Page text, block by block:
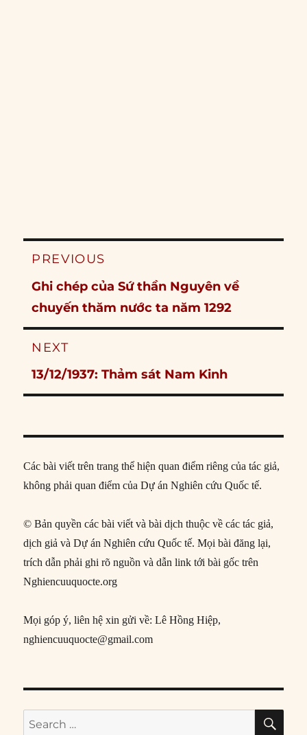
Post
PREVIOUS
Previous
post:
Ghi chép của Sứ thần Nguyên về
chuyến thăm nước ta năm 1292
NEXT
Next
post:
13/12/1937: Thảm sát Nam Kinh
Các bài viết trên trang thể hiện quan điểm riêng của tác giả,
không phải quan điểm của Dự án Nghiên cứu Quốc tế.
© Bản quyền các bài viết và bài dịch thuộc về các tác giả,
dịch giả và Dự án Nghiên cứu Quốc tế. Mọi bài đăng lại,
trích dẫn phải ghi rõ nguồn và dẫn link tới bài gốc trên
Nghiencuuquocte.org
Mọi góp ý, liên hệ xin gửi về: Lê Hồng Hiệp,
nghiencuuquocte@gmail.com
Search